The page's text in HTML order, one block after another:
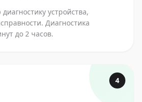
устройства,
Диагностика
до 2 часов.
4